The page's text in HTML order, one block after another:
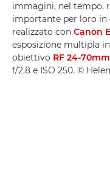
immagini, nel tempo,
importante per loro in
realizzato con Canon
esposizione multipla
obiettivo RF 24-70mm
f/2.8 e ISO 250. ©